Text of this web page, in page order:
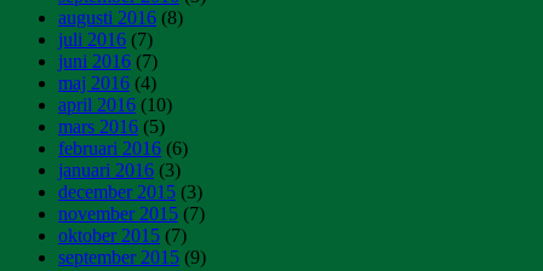
augusti 2016 (8)
juli 2016 (7)
juni 2016 (7)
maj 2016 (4)
april 2016 (10)
mars 2016 (5)
februari 2016 (6)
januari 2016 (3)
december 2015 (3)
november 2015 (7)
oktober 2015 (7)
september 2015 (9)